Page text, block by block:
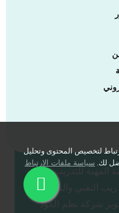
لتخصيص المحتوى وتحليل
لك. سياسة ملفات الارتباط
الحقوق محفوظة 2025 قمة المهنة للتدريب -
التقني والمهني -